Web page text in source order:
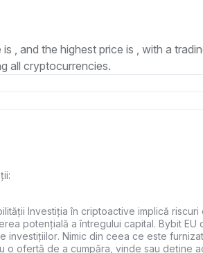
, and the highest price is , with a
all cryptocurrencies.
Investiția în criptoactive implică riscuri
potențială a întregului capital. Bybit EU
investițiilor. Nimic din ceea ce este
o ofertă de a cumpăra, vinde sau deține